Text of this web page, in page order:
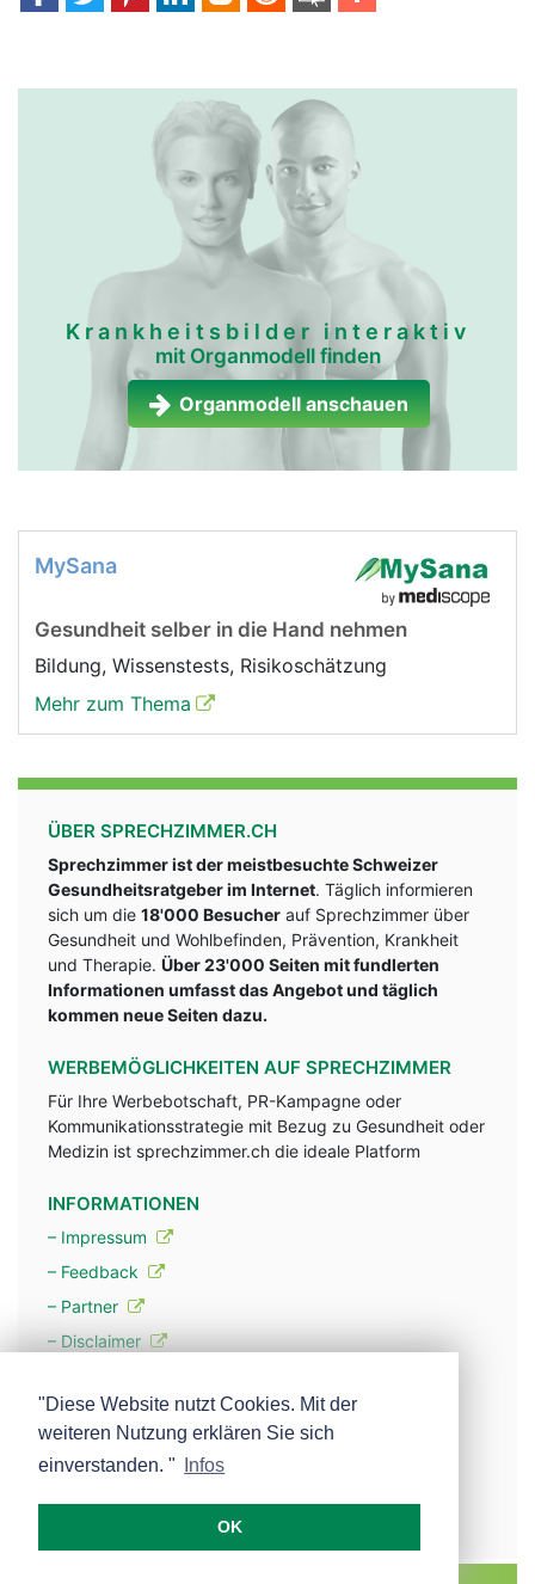
Krankheitsbilder interaktiv
mit Organmodell finden
Organmodell anschauen
MySana
Gesundheit selber in die Hand nehmen
Bildung, Wissenstests, Risikoschätzung
Mehr zum Thema
ÜBER SPRECHZIMMER.CH
Sprechzimmer ist der meistbesuchte Schweizer
Gesundheitsratgeber im Internet. Täglich informieren
sich um die 18'000 Besucher auf Sprechzimmer über
Gesundheit und Wohlbefinden, Prävention, Krankheit
und Therapie. Über 23'000 Seiten mit fundlerten
Informationen umfasst das Angebot und täglich
kommen neue Seiten dazu.
WERBEMÖGLICHKEITEN AUF SPRECHZIMMER
Für Ihre Werbebotschaft, PR-Kampagne oder
Kommunikationsstrategie mit Bezug zu Gesundheit oder
Medizin ist sprechzimmer.ch die ideale Platform
INFORMATIONEN
– Impressum
– Feedback
– Partner
– Disclaimer
– Werbung
– Mehr über unsere Experten
"Diese Website nutzt Cookies. Mit der
weiteren Nutzung erklären Sie sich
einverstanden. "
Infos
OK